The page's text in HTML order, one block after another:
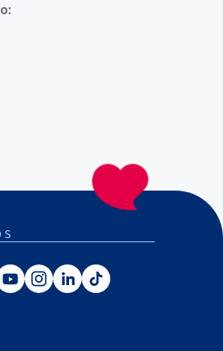
YoutubeInstagram
LinkedinTiktok